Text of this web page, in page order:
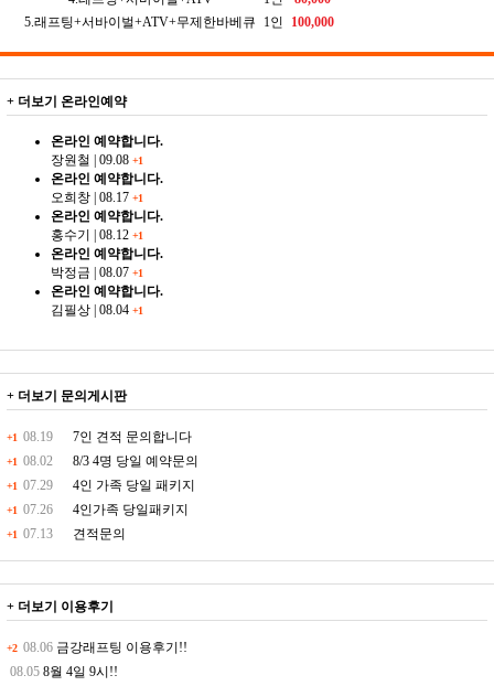
5.래프팅+서바이벌+ATV+무제한바베큐
1인 100,000
+ 더보기 온라인예약
온라인 예약합니다.
장원철
09.08 +1
온라인 예약합니다.
오희창 08.17 +1
온라인 예약합니다.
홍수기
08.12 +1
온라인 예약합니다.
박정금
08.07 +1
온라인 예약합니다.
김필상 08.04 +1
+ 더보기 문의게시판
+1 08.19 7인 견적 문의합니다
+1 08.02 8/3 4명 당일 예약문의
+1 07.29 4인 가족 당일 패키지
+1 07.26 4인가족 당일패키지
+1 07.13 견적문의
+ 더보기 이용후기
+2 08.06 금강래프팅 이용후기!!
08.05 8월 4일 9시!!